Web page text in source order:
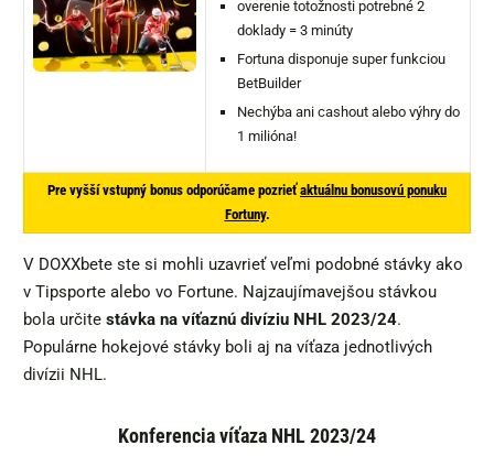
overenie totožnosti potrebné 2
doklady = 3 minúty
Fortuna disponuje super funkciou
BetBuilder
Nechýba ani cashout alebo výhry do
1 milióna!
Pre vyšší vstupný bonus odporúčame pozrieťaktuálnu bonusovú ponuku
Fortuny.
V DOXXbete ste si mohli uzavrieť veľmi podobné stávky ako
v Tipsporte alebo vo Fortune. Najzaujímavejšou stávkou
bola určite stávka na víťaznú divíziu NHL 2023/24.
Populárne hokejové stávky boli aj na víťaza jednotlivých
divízii NHL.
Konferencia víťaza NHL 2023/24